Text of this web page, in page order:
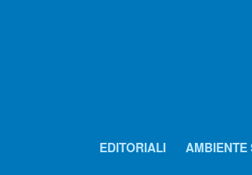
EDITORIALI AMBIENTE